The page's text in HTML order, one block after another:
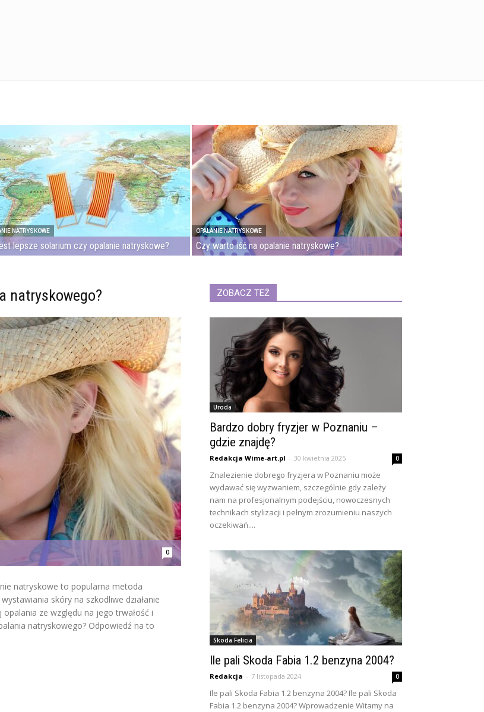
NATRYSKOWE
lepsze solarium czy opalanie natryskowe?
OPALANIE NATRYSKOWE
Czy warto iść na opalanie natryskowe?
natryskowego?
0
natryskowe to popularna metoda
skóry na szkodliwe działanie
ze względu na jego trwałość i
natryskowego? Odpowiedź na to
ZOBACZ TEŻ
Uroda
Bardzo dobry fryzjer w Poznaniu –
gdzie znajdę?
Redakcja Wime-art.pl - 30 kwietnia 2025 0
Znalezienie dobrego fryzjera w Poznaniu może
wydawać się wyzwaniem, szczególnie gdy zależy
nam na profesjonalnym podejściu, nowoczesnych
technikach stylizacji i pełnym zrozumieniu naszych
oczekiwań....
Skoda Felicia
Ile pali Skoda Fabia 1.2 benzyna 2004?
Redakcja - 7 listopada 2024 0
Ile pali Skoda Fabia 1.2 benzyna 2004? Ile pali Skoda
Fabia 1.2 benzyna 2004? Wprowadzenie Witamy na